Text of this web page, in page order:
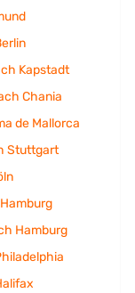
Kapstadt
Chania
de Mallorca
Stuttgart
Hamburg